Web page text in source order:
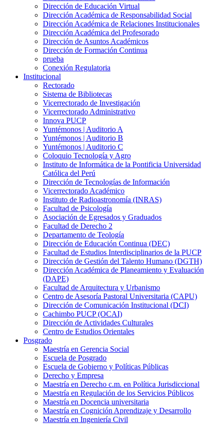
Dirección de Educación Virtual
Dirección Académica de Responsabilidad Social
Dirección Académica de Relaciones Institucionales
Dirección Académica del Profesorado
Dirección de Asuntos Académicos
Dirección de Formación Continua
prueba
Conexión Regulatoria
Institucional
Rectorado
Sistema de Bibliotecas
Vicerrectorado de Investigación
Vicerrectorado Administrativo
Innova PUCP
Yuntémonos | Auditorio A
Yuntémonos | Auditorio B
Yuntémonos | Auditorio C
Coloquio Tecnología y Agro
Instituto de Informática de la Pontificia Universidad
Católica del Perú
Dirección de Tecnologías de Información
Vicerrectorado Académico
Instituto de Radioastronomía (INRAS)
Facultad de Psicología
Asociación de Egresados y Graduados
Facultad de Derecho 2
Departamento de Teología
Dirección de Educación Continua (DEC)
Facultad de Estudios Interdisciplinarios de la PUCP
Dirección de Gestión del Talento Humano (DGTH)
Dirección Académica de Planeamiento y Evaluación
(DAPE)
Facultad de Arquitectura y Urbanismo
Centro de Asesoría Pastoral Universitaria (CAPU)
Dirección de Comunicación Institucional (DCI)
Cachimbo PUCP (OCAI)
Dirección de Actividades Culturales
Centro de Estudios Orientales
Posgrado
Maestría en Gerencia Social
Escuela de Posgrado
Escuela de Gobierno y Políticas Públicas
Derecho y Empresa
Maestría en Derecho c.m. en Política Jurisdiccional
Maestría en Regulación de los Servicios Públicos
Maestría en Docencia universitaria
Maestría en Cognición Aprendizaje y Desarrollo
Maestría en Ingeniería Civil